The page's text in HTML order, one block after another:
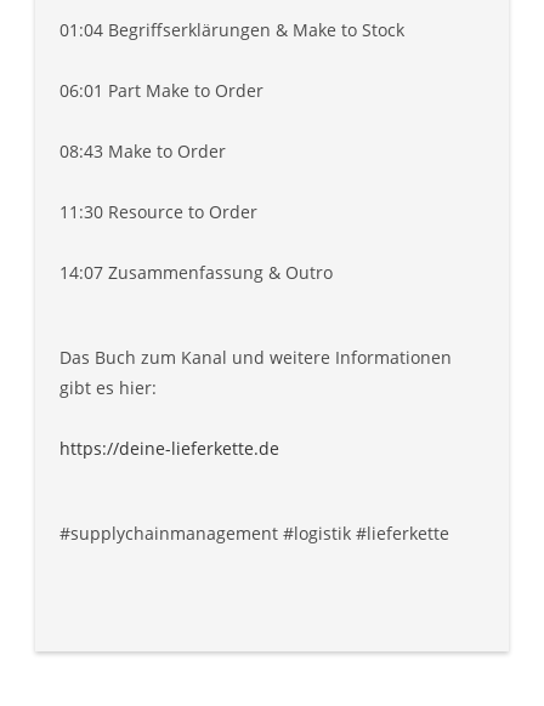
01:04 Begriffserklärungen & Make to Stock
06:01 Part Make to Order
08:43 Make to Order
11:30 Resource to Order
14:07 Zusammenfassung & Outro
Das Buch zum Kanal und weitere Informationen
gibt es hier:
https://deine-lieferkette.de
#supplychainmanagement #logistik #lieferkette